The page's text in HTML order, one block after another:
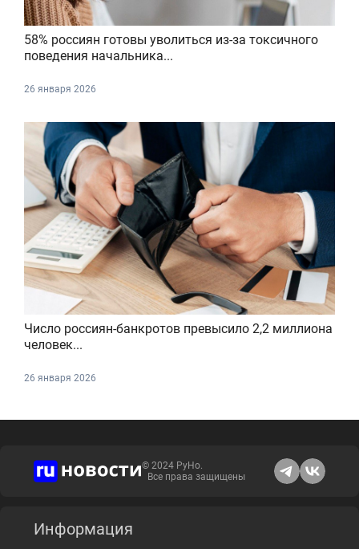
58% россиян готовы уволиться из-за токсичного
поведения начальника...
26 января 2026
Число россиян-банкротов превысило 2,2 миллиона
человек...
26 января 2026
© 2024 РуНо.
Все права защищены
Информация